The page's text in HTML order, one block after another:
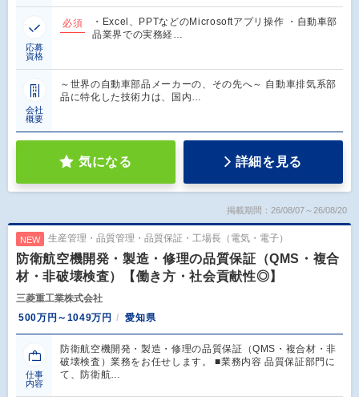
応募
資格
必須
・Excel、PPTなどのMicrosoftアプリ操作 ・自動車部
品業界での実務経…
会社
概要
～世界の自動車部品メーカーの、その先へ～ 自動車排気系部
品に特化した技術力は、国内…
気になる 詳細を見る
掲載期間：26/08/07～26/08/20
NEW 生産管理・品質管理・品質保証・工場長（電気・電子）
防衛航空機開発・製造・修理の品質保証（QMS・複合
材・非破壊検査）【働き方・社会貢献性◎】
三菱重工業株式会社
500万円～1049万円
愛知県
仕事
内容
防衛航空機開発・製造・修理の品質保証（QMS・複合材・非
破壊検査）業務をお任せします。 ■業務内容 品質保証部門に
て、防衛航…